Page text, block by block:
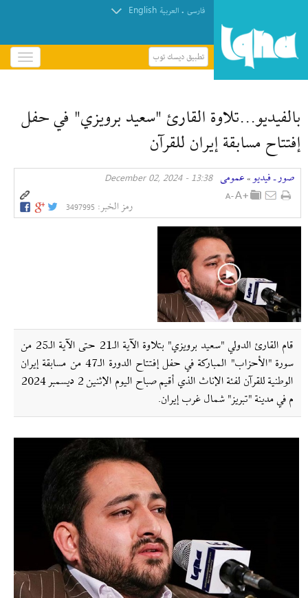
فارسی . العربیة English
تطبيق ديسك توب
باز
و
بالفيديو...تلاوة القارئ "سعيد برويزي" في حفل
إفتتاح مسابقة إیران للقرآن
صور ـ فيديو » عمومی 13:38 - December 02, 2024
رمز الخبر: 3497995
قام القارئ الدولي "سعید برويزي" بتلاوة الآية الـ21 حتى الآية الـ25 من
سورة "الأحزاب" المباركة في حفل إفتتاح الدورة الـ47 من مسابقة إیران
الوطنية للقرآن لفئة الإناث الذي أقيم صباح اليوم الإثنین 2 ديسمبر 2024
م في مدينة "تبريز" شمال غرب إیران.